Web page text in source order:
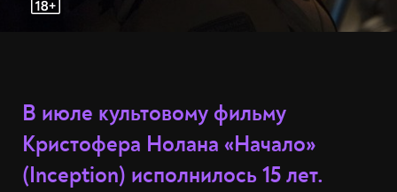
В июле культовому фильму
Кристофера Нолана «Начало»
(Inception) исполнилось 15 лет.